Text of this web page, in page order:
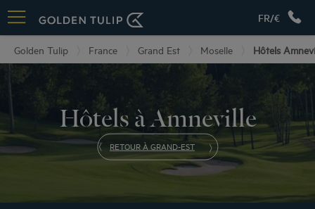
FR/€
Golden Tulip France Grand Est Moselle Hôtels
Hôtels à Amneville
RETOUR À GRAND-EST